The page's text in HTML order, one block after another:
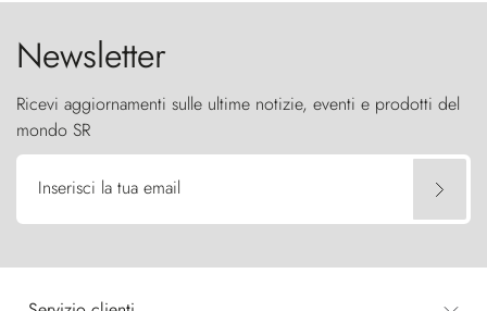
Newsletter
Ricevi aggiornamenti sulle ultime notizie, eventi e prodotti del
mondo SR
Inserisci la tua email